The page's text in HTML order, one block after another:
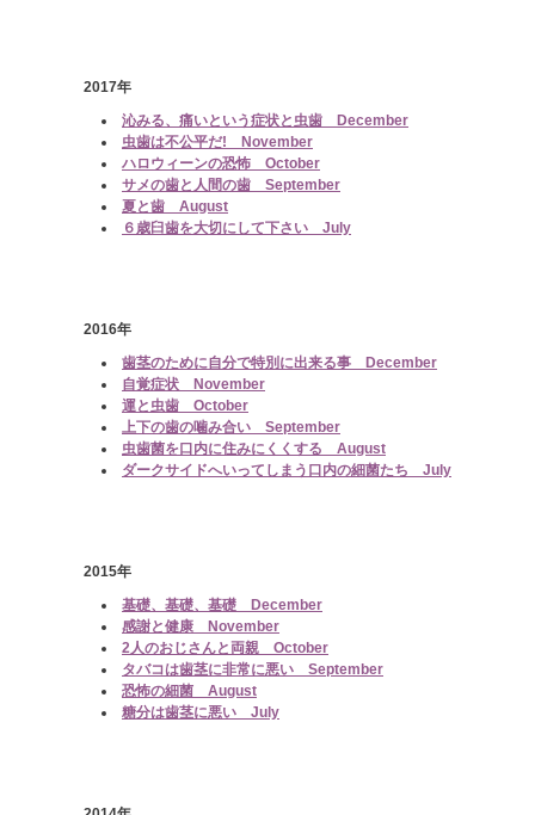
2017年
沁みる、痛いという症状と虫歯 December
虫歯は不公平だ! November
ハロウィーンの恐怖 October
サメの歯と人間の歯 September
夏と歯 August
６歳臼歯を大切にして下さい July
2016年
歯茎のために自分で特別に出来る事 December
自覚症状 November
運と虫歯 October
上下の歯の噛み合い September
虫歯菌を口内に住みにくくする August
ダークサイドへいってしまう口内の細菌たち July
2015年
基礎、基礎、基礎 December
感謝と健康 November
2人のおじさんと両親 October
タバコは歯茎に非常に悪い September
恐怖の細菌 August
糖分は歯茎に悪い July